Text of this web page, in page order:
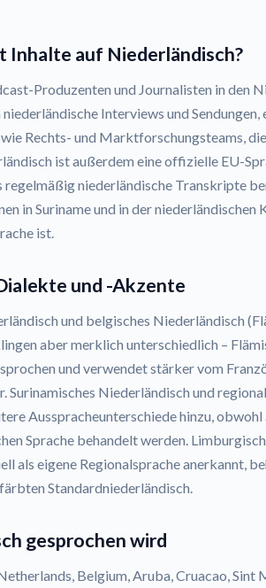
auf Niederländisch?
Produzenten und Journalisten in den
Interviews und Sendungen,
Rechts- und Marktforschungsteams,
ist außerdem eine offizielle EU-
niederländische Transkripte
in Suriname und in der niederländischen
ist.
und -Akzente
und belgisches Niederländisch
aber merklich unterschiedlich –
und verwendet stärker vom
Surinamisches Niederländisch und
Ausspracheunterschiede hinzu,
Sprache behandelt werden.
als eigene Regionalsprache anerkannt,
Standardniederländisch.
gesprochen wird
Belgium, Aruba, Cruacao, Sint